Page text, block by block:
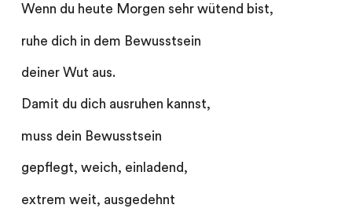
Wenn du heute Morgen sehr wütend bist,
ruhe dich in dem Bewusstsein
deiner Wut aus.
Damit du dich ausruhen kannst,
muss dein Bewusstsein
gepflegt, weich, einladend,
extrem weit, ausgedehnt